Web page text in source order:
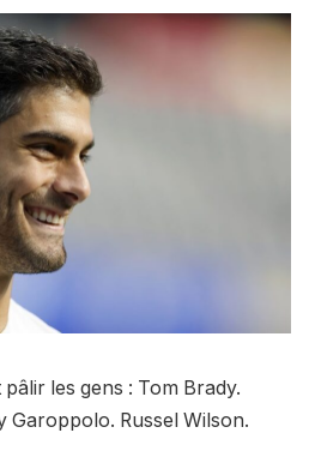
les gens : Tom Brady.
Garoppolo. Russel Wilson.